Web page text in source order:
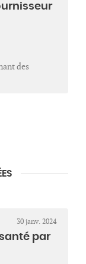
des
30 janv. 2024
par